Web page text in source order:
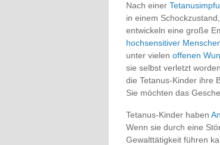
Nach einer
in einem
entwickeln eine große
hochsensitiver
unter vielenoffenen
sie selbst verletzt
die Tetanus-Kinder ihre
Sie möchten das
Tetanus-Kinder haben
Wenn sie durch eine
Gewalttätigkeit führen